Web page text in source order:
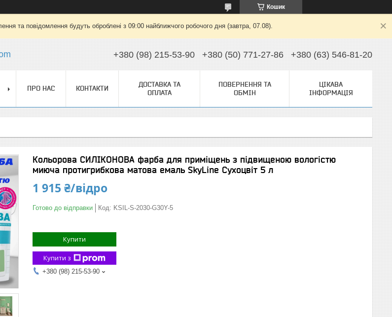
Кошик
та повідомлення будуть оброблені з 09:00 найближчого робочого дня (завтра, 07.08).
+380 (98) 215-53-90 +380 (50) 771-27-86 +380 (63) 546-81-20
ПРО НАС КОНТАКТИ
ДОСТАВКА ТА
ОПЛАТА
ПОВЕРНЕННЯ ТА
ОБМІН
ЦІКАВА
ІНФОРМАЦІЯ
Кольорова СИЛІКОНОВА фарба для приміщень з підвищеною вологістю
миюча протигрибкова матова емаль SkyLine Сухоцвіт 5 л
1 915 ₴/відро
Готово до відправки Код: KSIL-S-2030-G30Y-5
Купити
Купити з
+380 (98) 215-53-90